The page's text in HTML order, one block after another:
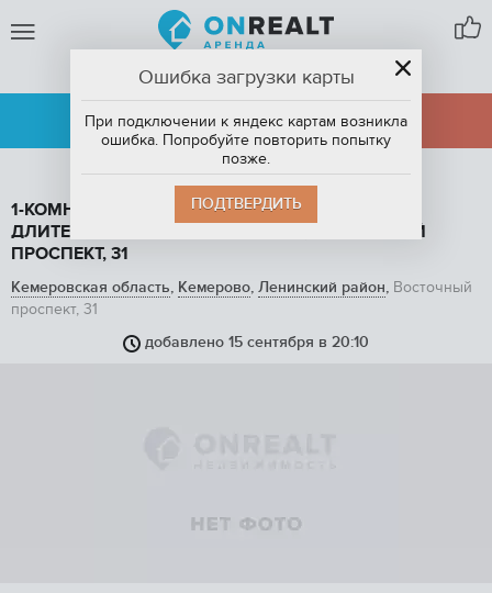
КЕМЕРОВО
АРЕНДА
ПРОДАЖА
1-КОМНАТНАЯ КВАРТИРА, 40 М2, В АРЕНДУ НА
ДЛИТЕЛЬНЫЙ СРОК В КЕМЕРОВО, ВОСТОЧНЫЙ
ПРОСПЕКТ, 31
Кемеровская область, Кемерово, Ленинский район, Восточный
проспект, 31
добавлено 15 сентября в 20:10
Ошибка загрузки карты
При подключении к яндекс картам возникла
ошибка. Попробуйте повторить попытку
позже.
ПОДТВЕРДИТЬ